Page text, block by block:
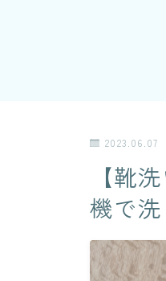
2023.06.07
【靴
機で